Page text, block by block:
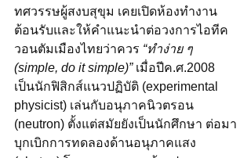
ทศวรรษผู้สงบสุขุม เคยเปิดห้องทำงาน
ต้อนรับและให้คำแนะนำต่อวงการไอทีค
วอนตัมเมืองไทยว่าควร “ทำง่าย ๆ
(simple, do it simple)” เมื่อปีค.ศ.2008
เป็นนักฟิสิกส์แนวปฏิบัติ (experimental
physicist) เล่นกับอนุภาคนิวตรอน
(neutron) ตั้งแต่สมัยยังเป็นนักศึกษา ต่อมา
บุกเบิกการทดลองด้านอนุภาคแสง